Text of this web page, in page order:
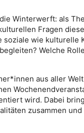
Winterwerft: als
Fragen
soziale wie kulturelle
Welche
aus aller
wird. Dabei
zusammen